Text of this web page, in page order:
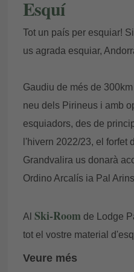
Localitzador
Esquí
Tot un país per esquiar!
us agrada esquiar,
Gaudiu de més de
neu dels Pirineus i amb
esquiadors, des de
l'hivern 2022/23, el forfet
Grandvalira us donarà
Ordino Arcalís ia Pal
Al Ski-Room de Lodge
tot el vostre material
agafar la llançadora que
Veure més